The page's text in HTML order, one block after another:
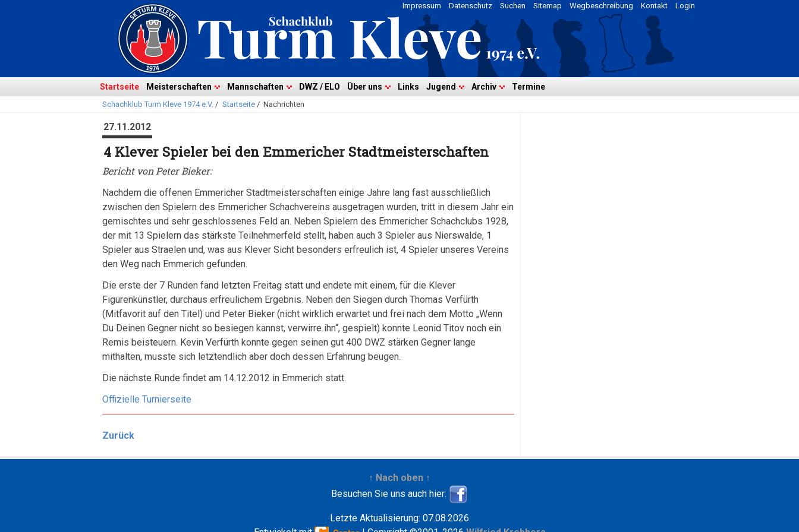
überspringen
Login
Kontakt
Wegbeschreibung
Sitemap
Suchen
Datenschutz
Impressum
Startseite Meisterschaften Mannschaften DWZ / ELO Über uns Links Jugend Archiv Termine
Schachklub Turm Kleve 1974 e.V. / Startseite/ Nachrichten
27.11.2012
4 Klever Spieler bei den Emmericher Stadtmeisterschaften
Bericht von Peter Bieker:
Nachdem die offenen Emmericher Stadtmeisterschaften einige Jahre lang fast ausschließlich
zwischen den Spielern des Emmericher Schachvereins ausgetragen wurden, tritt in diesem Jahr ein
gemischtes und sehr geschlossenes Feld an. Neben Spielern des Emmericher Schachclubs 1928,
der mit 13 Spielern das stärkste Teilnehmerfeld stellt, haben auch 3 Spieler aus Nierswalde, 1
Spieler aus Straelen und, was aus Klever Sicht besonders erfreulich ist, 4 Spieler unseres Vereins
den Weg nach Emmerich gefunden.
Die erste der 7 Runden fand letzten Freitag statt und endete mit einem, für die Klever
Figurenkünstler, durchaus erfreulichem Ergebnis. Neben den Siegen durch Thomas Verfürth
(Mitfavorit auf den Titel) und Peter Bieker (nicht wirklich erwartet und frei nach dem Motto „Wenn
Du Deinen Gegner nicht so besiegen kannst, verwirre ihn“, gespielt) konnte Leonid Titov noch ein
Remis beisteuern. Kevin Verfürth konnte gegen seinen gut 400 DWZ stärken Gegner lange
mithalten, musste sich letztendlich aber doch dessen Erfahrung beugen.
Die nächste Runde findet am 14.12.2012 in Emmerich statt.
Offizielle Turnierseite
Zurück
↑ Nach oben ↑
Besuchen Sie uns auch hier:
Letzte Aktualisierung: 07.08.2026